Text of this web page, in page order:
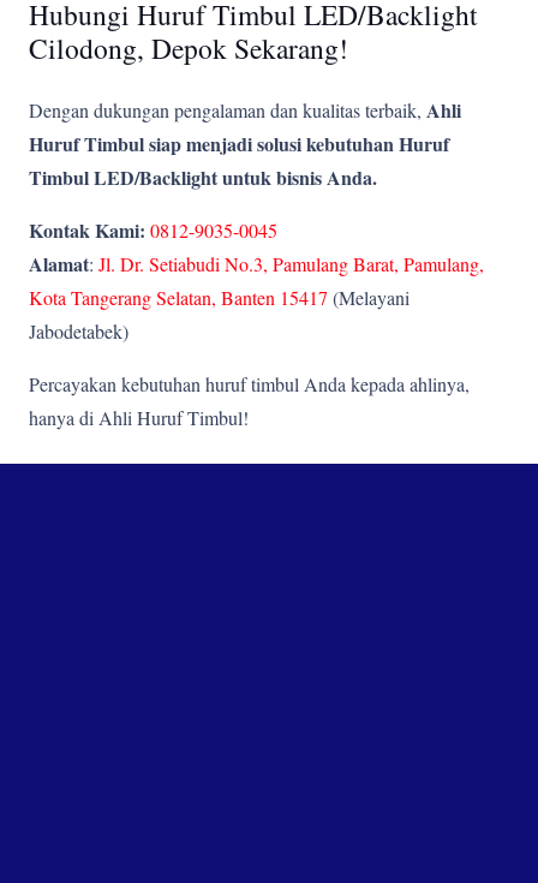
Hubungi Huruf Timbul LED/Backlight
Cilodong, Depok Sekarang!
Dengan dukungan pengalaman dan kualitas terbaik, Ahli
Huruf Timbul siap menjadi solusi kebutuhan Huruf
Timbul LED/Backlight untuk bisnis Anda.
Kontak Kami: 0812-9035-0045
Alamat: Jl. Dr. Setiabudi No.3, Pamulang Barat, Pamulang,
Kota Tangerang Selatan, Banten 15417 (Melayani
Jabodetabek)
Percayakan kebutuhan huruf timbul Anda kepada ahlinya,
hanya di Ahli Huruf Timbul!